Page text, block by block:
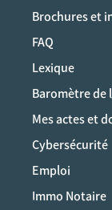
Brochures et
FAQ
Lexique
Baromètre
Mes actes et
Cybersécurité
Emploi
Immo Notaire